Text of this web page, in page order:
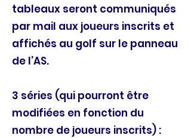
tableaux seront communiqués
par mail aux joueurs inscrits et
affichés au golf sur le panneau
de l’AS.
3 séries (qui pourront être
modifiées en fonction du
nombre de joueurs inscrits) :